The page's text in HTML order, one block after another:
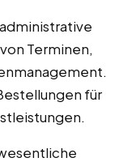
Terminen,
für